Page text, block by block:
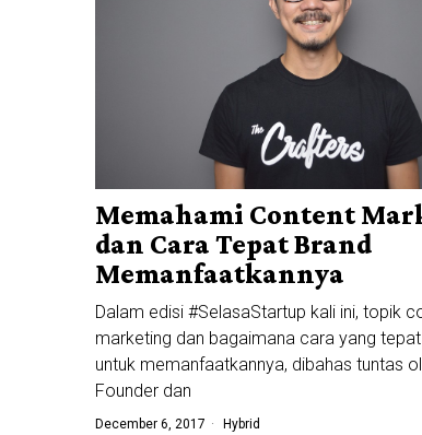
Memahami Content
dan Cara Tepat Brand
Memanfaatkannya
Dalam edisi #SelasaStartup kali ini, topik
marketing dan bagaimana cara yang
untuk memanfaatkannya, dibahas tuntas
Founder dan
December 6, 2017 Hybrid